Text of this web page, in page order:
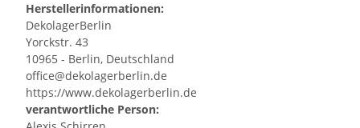
Herstellerinformationen:
DekolagerBerlin
Yorckstr. 43
10965 - Berlin, Deutschland
office@dekolagerberlin.de
https://www.dekolagerberlin.de
verantwortliche Person: